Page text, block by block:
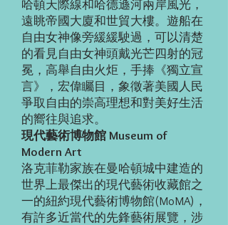
哈頓天際線和哈德遜河兩岸風光，
遠眺帝國大廈和世貿大樓。遊船在
自由女神像旁緩緩駛過，可以清楚
的看見自由女神頭戴光芒四射的冠
冕，高舉自由火炬，手捧《獨立宣
言》，宏偉矚目，象徵著美國人民
爭取自由的崇高理想和對美好生活
的嚮往與追求。
現代藝術博物館 Museum of
Modern Art
洛克菲勒家族在曼哈頓城中建造的
世界上最傑出的現代藝術收藏館之
一的紐約現代藝術博物館(MoMA)，
有許多近當代的先鋒藝術展覽，涉